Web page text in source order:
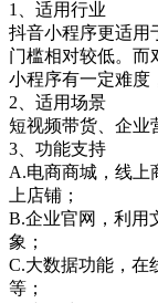
1、适用行业
抖音小程序更适用
门槛相对较低。而
小程序有一定难度
2、适用场景
短视频带货、企业
3、功能支持
A.电商商城，线上
上店铺；
B.企业官网，利用
象；
C.大数据功能，在
等；